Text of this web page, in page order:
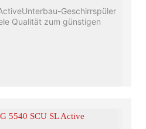
Geschirrspüler
Qualität zum günstigen